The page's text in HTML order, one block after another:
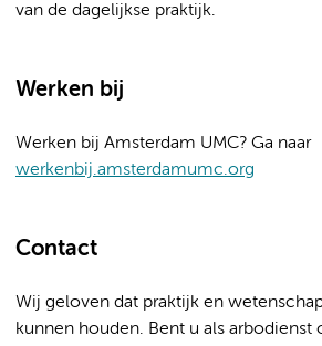
van de dagelijkse praktijk.
Werken bij
Werken bij Amsterdam UMC? Ga naar
werkenbij.amsterdamumc.org
Contact
Wij geloven dat praktijk en
kunnen houden. Bent u als arbodienst